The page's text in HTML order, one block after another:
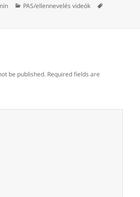
Categories
PAS/ellennevelés videók
be published. Required fields are